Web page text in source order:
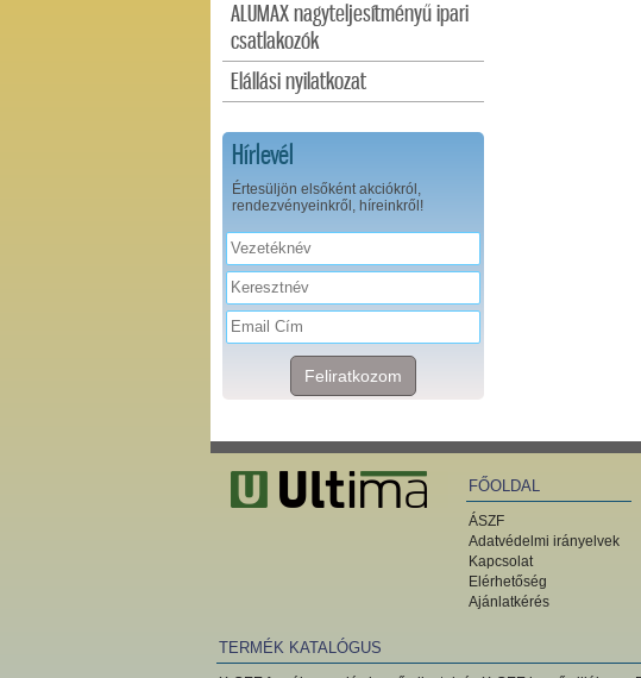
ALUMAX nagyteljesítményű ipari
csatlakozók
Elállási nyilatkozat
Hírlevél
Értesüljön elsőként akciókról,
rendezvényeinkről, híreinkről!
Feliratkozom
FŐOLDAL
ÁSZF
Adatvédelmi irányelvek
Kapcsolat
Elérhetőség
Ajánlatkérés
TERMÉK KATALÓGUS